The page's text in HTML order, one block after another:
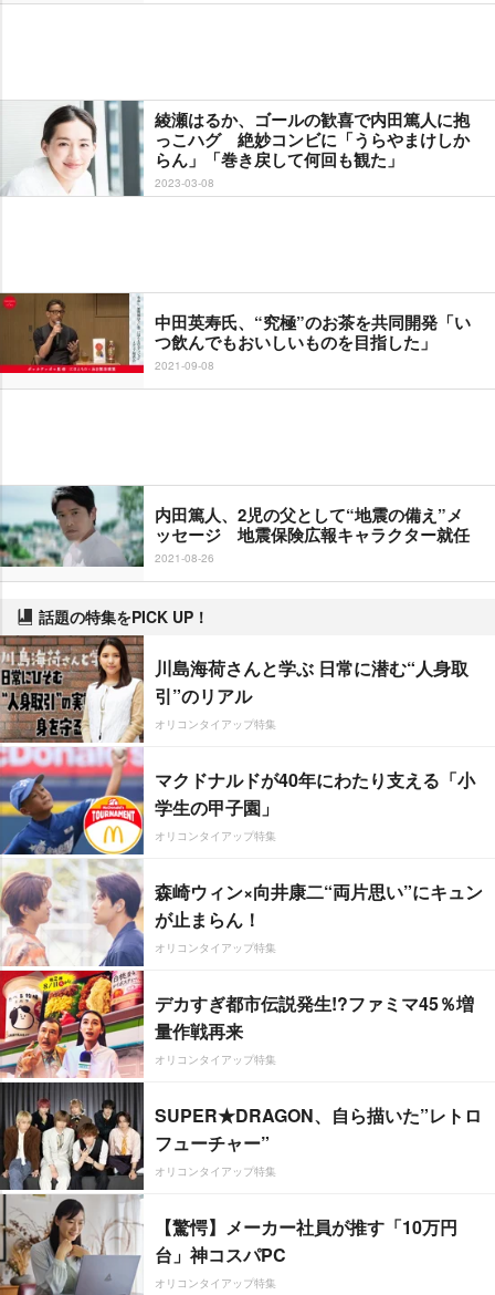
綾瀬はるか、ゴールの歓喜で内田篤人に抱
っこハグ 絶妙コンビに「うらやまけしか
らん」「巻き戻して何回も観た」
2023-03-08
中田英寿氏、“究極”のお茶を共同開発「い
つ飲んでもおいしいものを目指した」
2021-09-08
内田篤人、2児の父として“地震の備え”メ
ッセージ 地震保険広報キャラクター就任
2021-08-26
話題の特集をPICK UP！
川島海荷さんと学ぶ 日常に潜む“人身取
引”のリアル
オリコンタイアップ特集
マクドナルドが40年にわたり支える「小
学生の甲子園」
オリコンタイアップ特集
森崎ウィン×向井康二“両片思い”にキュン
が止まらん！
オリコンタイアップ特集
デカすぎ都市伝説発生!?ファミマ45％増
量作戦再来
オリコンタイアップ特集
SUPER★DRAGON、自ら描いた”レトロ
フューチャー”
オリコンタイアップ特集
【驚愕】メーカー社員が推す「10万円
台」神コスパPC
オリコンタイアップ特集